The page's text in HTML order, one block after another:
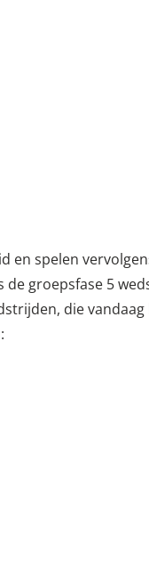
en spelen
groepsfase 5
die vandaag